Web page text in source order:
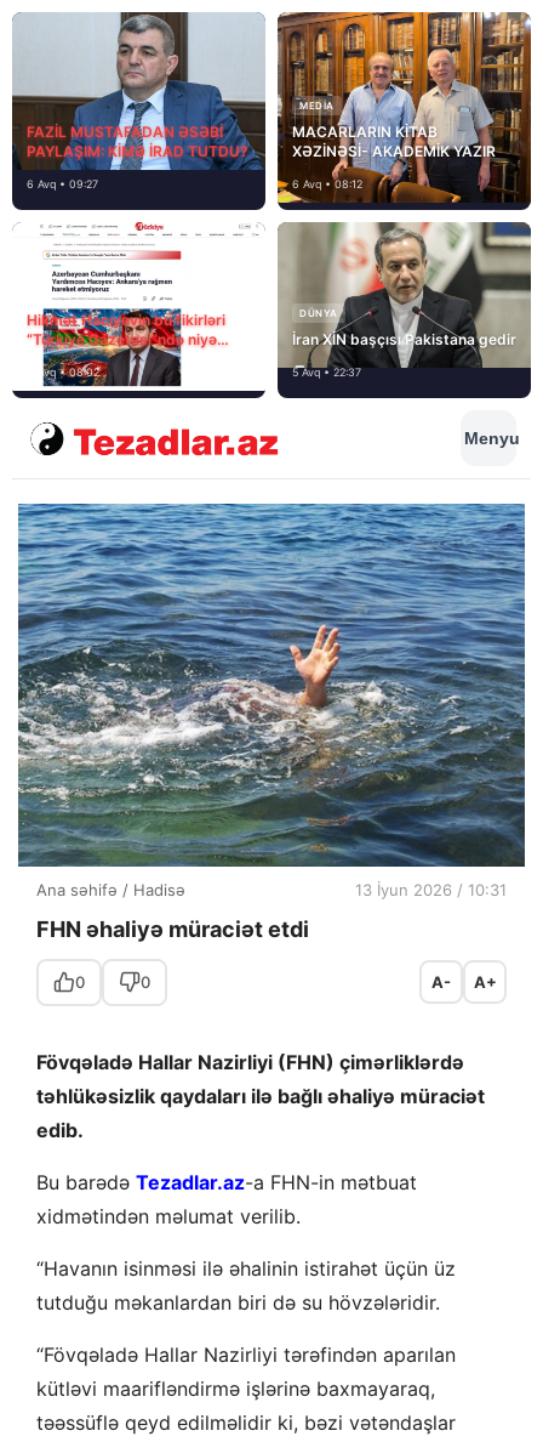
FAZİL MUSTAFADAN ƏSƏBİ
PAYLAŞIM: KİMƏ İRAD TUTDU?
6 Avq • 09:27
MEDİA
MACARLARIN KİTAB
XƏZİNƏSİ- AKADEMİK YAZIR
6 Avq • 08:12
Hikmət Hacıyevin bu fikirləri
“Türkiye Gazetesi”ndə niyə
təhrif edilib?
6 Avq • 08:02
DÜNYA
İran XİN başçısı Pakistana gedir
5 Avq • 22:37
Menyu
Ana səhifə / Hadisə 13 İyun 2026 / 10:31
FHN əhaliyə müraciət etdi
0 0 A- A+
Fövqəladə Hallar Nazirliyi (FHN) çimərliklərdə
təhlükəsizlik qaydaları ilə bağlı əhaliyə müraciət
edib.
Bu barədə Tezadlar.az-a FHN-in mətbuat
xidmətindən məlumat verilib.
“Havanın isinməsi ilə əhalinin istirahət üçün üz
tutduğu məkanlardan biri də su hövzələridir.
“Fövqəladə Hallar Nazirliyi tərəfindən aparılan
kütləvi maarifləndirmə işlərinə baxmayaraq,
təəssüflə qeyd edilməlidir ki, bəzi vətəndaşlar